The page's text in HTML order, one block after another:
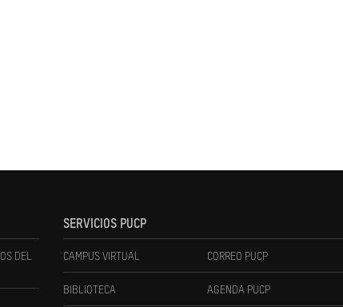
DEL
SERVICIOS PUCP
CAMPUS VIRTUAL CORREO PUCP
BIBLIOTECA AGENDA PUCP